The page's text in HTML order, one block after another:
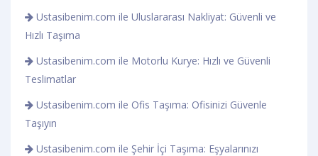
Ustasibenim.com ile Uluslararası Nakliyat: Güvenli ve
Hızlı Taşıma
Ustasibenim.com ile Motorlu Kurye: Hızlı ve Güvenli
Teslimatlar
Ustasibenim.com ile Ofis Taşıma: Ofisinizi Güvenle
Taşıyın
Ustasibenim.com ile Şehir İçi Taşıma: Eşyalarınızı